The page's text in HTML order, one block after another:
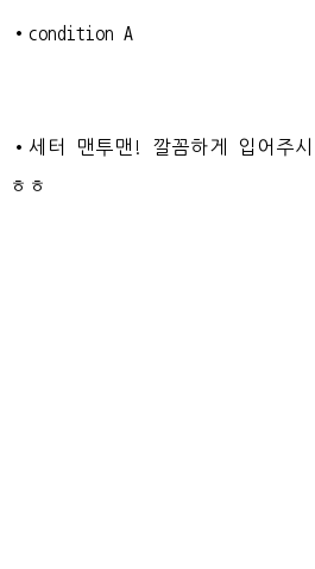
•condition A
•세터 맨투맨! 깔꼼하게 입어주
ㅎㅎ